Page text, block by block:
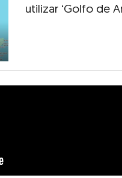
utilizar ‘Golfo de